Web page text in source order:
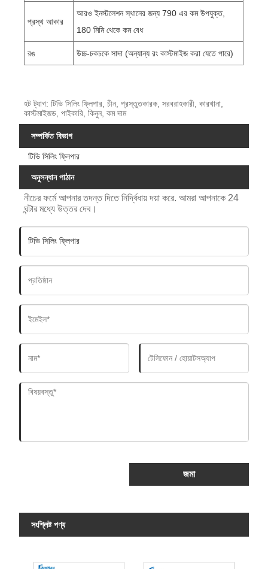
প্রস্থ আকার
আরও ইনস্টলেশন স্থানের জন্য 790 এর কম উপযুক্ত,
180 মিমি থেকে কম বেধ
রঙ উচ্চ-চকচকে সাদা (অন্যান্য রং কাস্টমাইজ করা যেতে পারে)
হট ট্যাগ: টিভি সিলিং ফ্লিপার, চীন, প্রস্তুতকারক, সরবরাহকারী, কারখানা,
কাস্টমাইজড, পাইকারি, কিনুন, কম দাম
সম্পর্কিত বিভাগ
টিভি সিলিং ফ্লিপার
অনুসন্ধান পাঠান
নীচের ফর্মে আপনার তদন্ত দিতে নির্দ্বিধায় দয়া করে. আমরা আপনাকে 24
ঘন্টার মধ্যে উত্তর দেব।
জমা
সংশ্লিষ্ট পণ্য